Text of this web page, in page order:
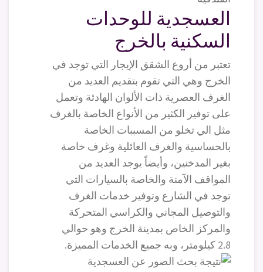
العسجدية للوحدات
السكنية بالخرج
تعتبر من أروع الشقق الإيجار التي توجد في
الخرج وهي التي تقوم بتقديم العديد من
الغرف العصرية ذات الألوان الهادئة وتعمل
على توفير الكثير من الأنواع الخاصة بالغرف
مثل الي تخلو من المسببات الخاصة
بالحساسية والغرف العائلية وغرف خاصة
بغير المدخنين، وأيضاً يوجد العديد من
المواقف الآمنة والخاصة بالسيارات التي
توجد في الشارع وتوفير خدمات الغرف
والتوصيل المجاني والكراسي المتحركة
والمركز الخاص بمدينة الخرج وهو حوالي
2.8 كيلومتر، وبه جميع الخدمات المميزة.